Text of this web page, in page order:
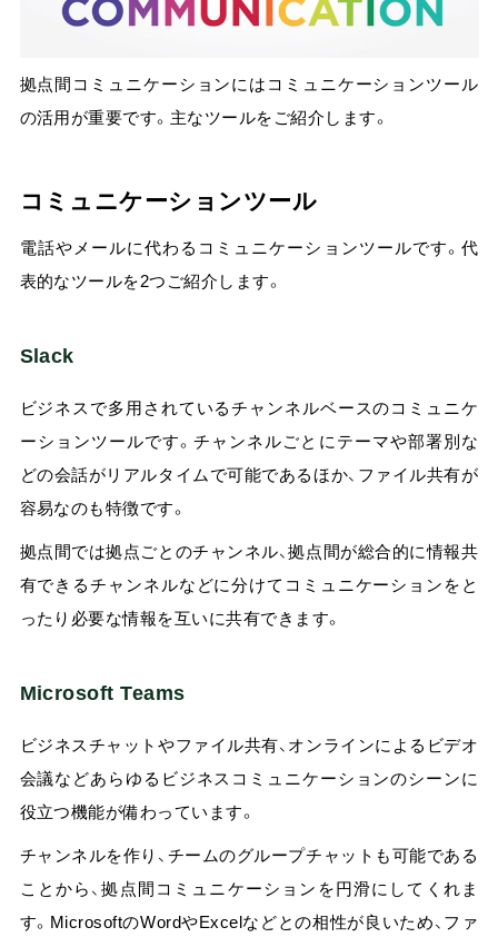
拠点間コミュニケーションにはコミュニケーションツール
の活用が重要です。主なツールをご紹介します。
コミュニケーションツール
電話やメールに代わるコミュニケーションツールです。代
表的なツールを2つご紹介します。
Slack
ビジネスで多用されているチャンネルベースのコミュニケ
ーションツールです。チャンネルごとにテーマや部署別な
どの会話がリアルタイムで可能であるほか、ファイル共有が
容易なのも特徴です。
拠点間では拠点ごとのチャンネル、拠点間が総合的に情報共
有できるチャンネルなどに分けてコミュニケーションをと
ったり必要な情報を互いに共有できます。
Microsoft Teams
ビジネスチャットやファイル共有、オンラインによるビデオ
会議などあらゆるビジネスコミュニケーションのシーンに
役立つ機能が備わっています。
チャンネルを作り、チームのグループチャットも可能である
ことから、拠点間コミュニケーションを円滑にしてくれま
す。MicrosoftのWordやExcelなどとの相性が良いため、ファ